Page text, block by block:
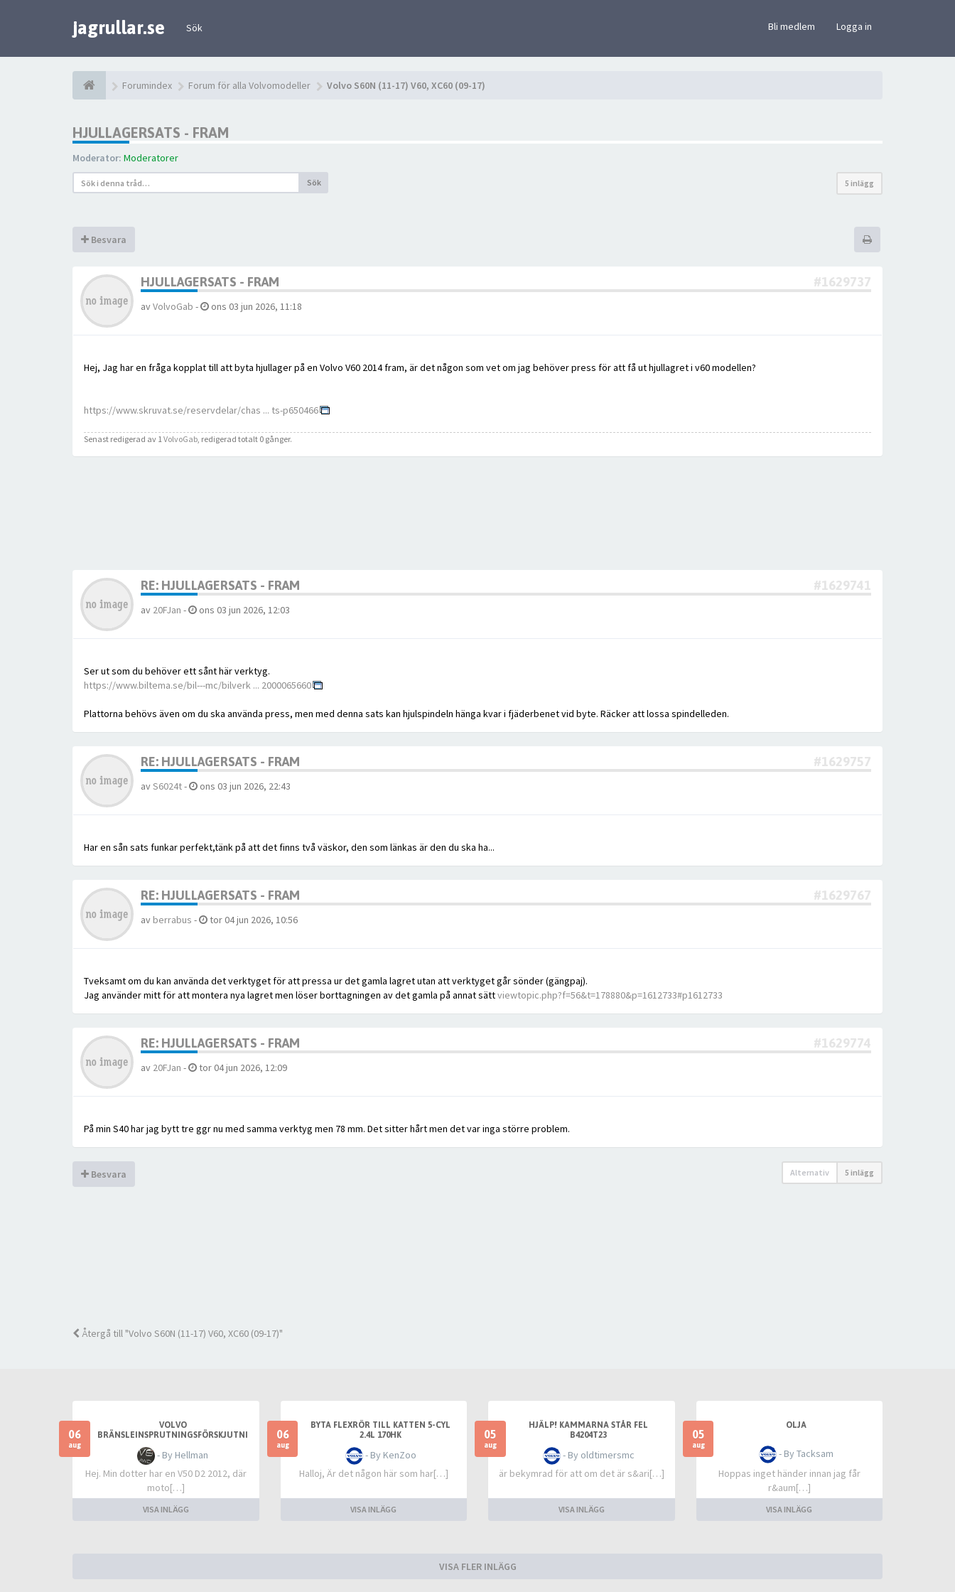
jagrullar.se Sök Bli medlem Logga in
Forumindex Forum för alla Volvomodeller Volvo S60N (11-17) V60, XC60 (09-17)
HJULLAGERSATS - FRAM
Moderator: Moderatorer
Sök 5 inlägg
Besvara
HJULLAGERSATS - FRAM #1629737
avVolvoGab - ons 03 jun 2026, 11:18
Hej, Jag har en fråga kopplat till att byta hjullager på en Volvo V60 2014 fram, är det någon som vet om jag behöver press för att få ut hjullagret i v60 modellen?
https://www.skruvat.se/reservdelar/chas ... ts-p650466
Senast redigerad av 1VolvoGab, redigerad totalt 0 gånger.
RE: HJULLAGERSATS - FRAM #1629741
av 20FJan - ons 03 jun 2026, 12:03
Ser ut som du behöver ett sånt här verktyg.
https://www.biltema.se/bil---mc/bilverk ... 2000065660
Plattorna behövs även om du ska använda press, men med denna sats kan hjulspindeln hänga kvar i fjäderbenet vid byte. Räcker att lossa spindelleden.
RE: HJULLAGERSATS - FRAM #1629757
avS6024t- ons 03 jun 2026, 22:43
Har en sån sats funkar perfekt,tänk på att det finns två väskor, den som länkas är den du ska ha...
RE: HJULLAGERSATS - FRAM #1629767
av berrabus - tor 04 jun 2026, 10:56
Tveksamt om du kan använda det verktyget för att pressa ur det gamla lagret utan att verktyget går sönder (gängpaj).
Jag använder mitt för att montera nya lagret men löser borttagningen av det gamla på annat sättviewtopic.php?f=56&t=178880&p=1612733#p1612733
RE: HJULLAGERSATS - FRAM #1629774
av 20FJan - tor 04 jun 2026, 12:09
På min S40 har jag bytt tre ggr nu med samma verktyg men 78 mm. Det sitter hårt men det var inga större problem.
Besvara Alternativ 5 inlägg
Återgå till "Volvo S60N (11-17) V60, XC60 (09-17)"
06
aug
VOLVO
BRÄNSLEINSPRUTNINGSFÖRSKJUTNI
NG INLÄRNING VID MAXGRÄNS
- By Hellman
Hej. Min dotter har en V50 D2 2012, där
moto[…]
VISA INLÄGG
06
aug
BYTA FLEXRÖR TILL KATTEN 5-CYL
2.4L 170HK
- By KenZoo
Halloj, Är det någon här som har[…]
VISA INLÄGG
05
aug
HJÄLP! KAMMARNA STÅR FEL
B4204T23
- By oldtimersmc
är bekymrad för att om det är s&ari[…]
VISA INLÄGG
05
aug
OLJA
- By Tacksam
Hoppas inget händer innan jag får
r&aum[…]
VISA INLÄGG
VISA FLER INLÄGG